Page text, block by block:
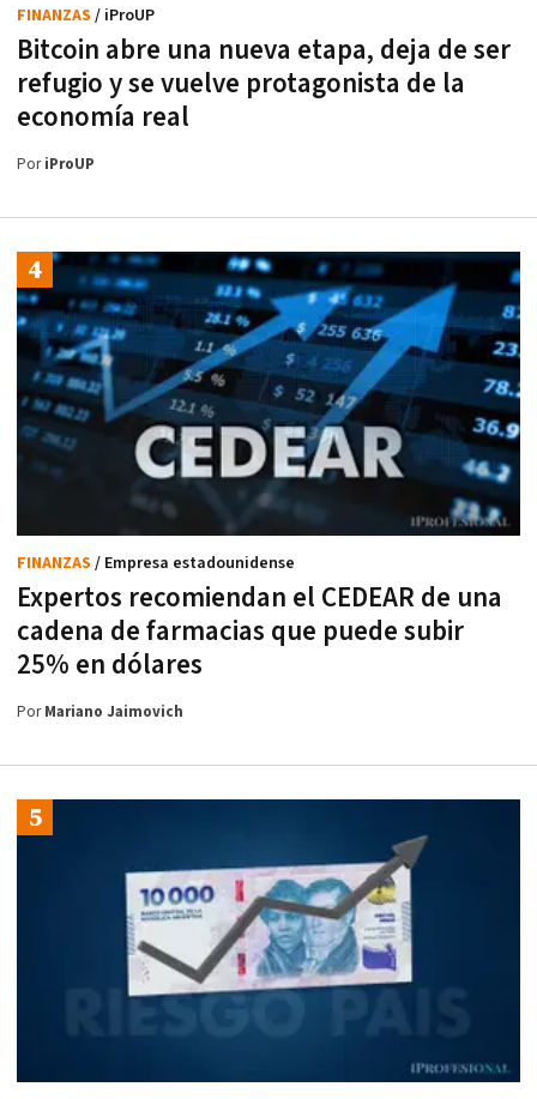
Bitcoin abre una nueva etapa, deja de ser
refugio y se vuelve protagonista de la
economía real
FINANZAS / iProUP
PoriProUP
Expertos recomiendan el CEDEAR de una
cadena de farmacias que puede subir
25% en dólares
FINANZAS / Empresa estadounidense
PorMariano Jaimovich